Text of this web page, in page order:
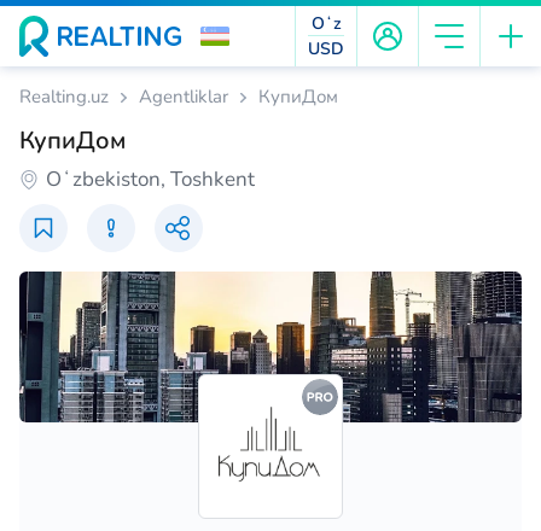
Oʻz
USD
Realting.uz Agentliklar КупиДом
КупиДом
Oʻzbekiston, Toshkent